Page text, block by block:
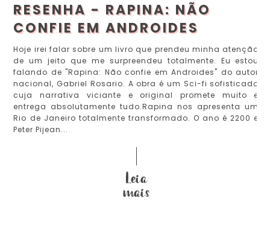
RESENHA - RAPINA: NÃO
CONFIE EM ANDROIDES
Hoje irei falar sobre um livro que prendeu minha atenção
de um jeito que me surpreendeu totalmente. Eu estou
falando de "Rapina: Não confie em Androides" do autor
nacional, Gabriel Rosario. A obra é um Sci-fi sofisticado
cuja narrativa viciante e original promete muito e
entrega absolutamente tudo.Rapina nos apresenta um
Rio de Janeiro totalmente transformado. O ano é 2200 e
Peter Pijean...